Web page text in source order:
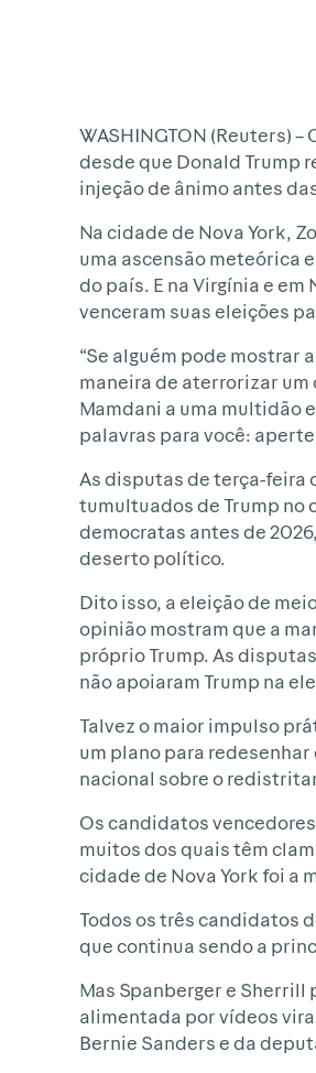
WASHINGTON (Reuters)
desde que Donald Trump
injeção de ânimo antes
Na cidade de Nova York,
uma ascensão meteórica
do país. E na Virgínia e
venceram suas eleições
“Se alguém pode mostrar
maneira de aterrorizar
Mamdani a uma multidão
palavras para você:
As disputas de terça-feira
tumultuados de Trump no
democratas antes de
deserto político.
Dito isso, a eleição de
opinião mostram que a
próprio Trump. As
não apoiaram Trump na
Talvez o maior impulso
um plano para
nacional sobre o
Os candidatos
muitos dos quais têm
cidade de Nova York foi a
Todos os três candidatos
que continua sendo a
Mas Spanberger e
alimentada por vídeos
Bernie Sanders e da